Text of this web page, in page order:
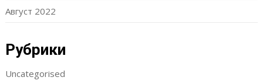
Август 2022
Рубрики
Uncategorised